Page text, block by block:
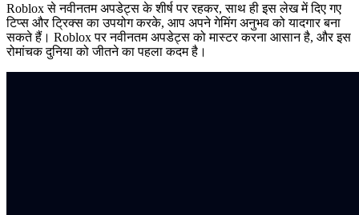
Roblox से नवीनतम अपडेट्स के शीर्ष पर रहकर, साथ ही इस लेख में दिए गए
टिप्स और ट्रिक्स का उपयोग करके, आप अपने गेमिंग अनुभव को यादगार बना
सकते हैं। Roblox पर नवीनतम अपडेट्स को मास्टर करना आसान है, और इस
रोमांचक दुनिया को जीतने का पहला कदम है।